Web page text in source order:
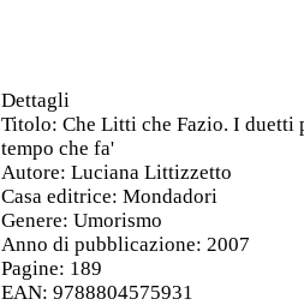
Dettagli
Titolo: Che Litti che Fazio. I duetti
tempo che fa'
Autore: Luciana Littizzetto
Casa editrice: Mondadori
Genere: Umorismo
Anno di pubblicazione: 2007
Pagine: 189
EAN: 9788804575931